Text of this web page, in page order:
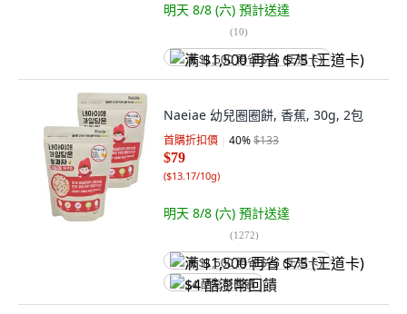
明天 8/8 (六) 預計送達
(10)
满 $1,500 再省 $75 (王道卡)
Naeiae 幼兒圈圈餅, 香蕉, 30g, 2包
首購折扣價 40%$133
$79
($13.17/10g)
明天 8/8 (六) 預計送達
(1272)
满 $1,500 再省 $75 (王道卡)
$4 酷澎幣回饋